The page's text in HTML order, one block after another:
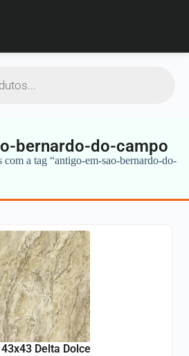
bernardo-do-campo
com a tag “antigo-em-sao-bernardo-do-
Delta Dolce